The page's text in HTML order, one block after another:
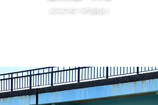
（2025年10月現在）